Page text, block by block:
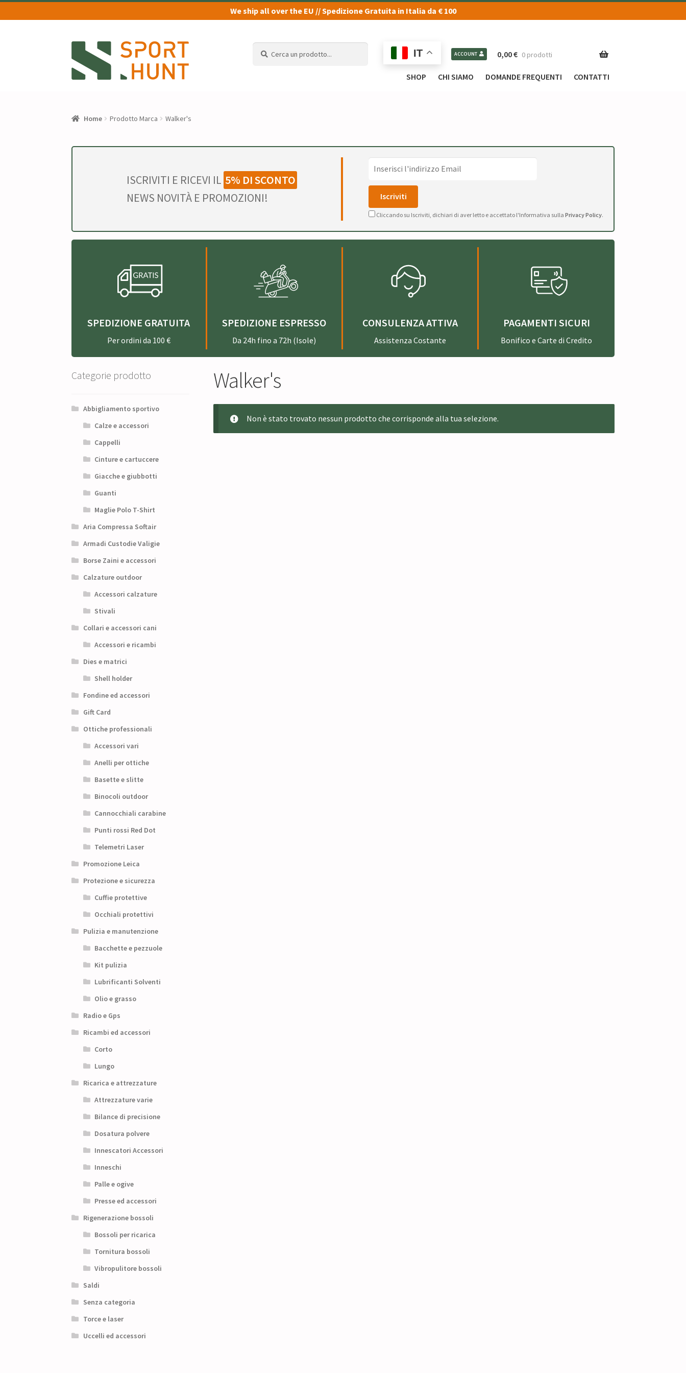
We ship all over the EU // Spedizione Gratuita in Italia da € 100
alla
navigazione
al
contenuto
IT ACCOUNT 0,00€ 0 prodotti
SHOP CHI SIAMO DOMANDE FREQUENTI CONTATTI
Home Prodotto Marca Walker's
ISCRIVITI E RICEVI IL 5% DI SCONTO
NEWS NOVITÀ E PROMOZIONI!
Cliccando su Iscriviti, dichiari di aver letto e accettato l'Informativa sulla Privacy Policy.
SPEDIZIONE GRATUITA
Per ordini da 100 €
SPEDIZIONE ESPRESSO
Da 24h fino a 72h (Isole)
CONSULENZA ATTIVA
Assistenza Costante
PAGAMENTI SICURI
Bonifico e Carte di Credito
Walker's
Non è stato trovato nessun prodotto che corrisponde alla tua selezione.
Categorie prodotto
Abbigliamento sportivo
Calze e accessori
Cappelli
Cinture e cartuccere
Giacche e giubbotti
Guanti
Maglie Polo T-Shirt
Aria Compressa Softair
Armadi Custodie Valigie
Borse Zaini e accessori
Calzature outdoor
Accessori calzature
Stivali
Collari e accessori cani
Accessori e ricambi
Dies e matrici
Shell holder
Fondine ed accessori
Gift Card
Ottiche professionali
Accessori vari
Anelli per ottiche
Basette e slitte
Binocoli outdoor
Cannocchiali carabine
Punti rossi Red Dot
Telemetri Laser
Promozione Leica
Protezione e sicurezza
Cuffie protettive
Occhiali protettivi
Pulizia e manutenzione
Bacchette e pezzuole
Kit pulizia
Lubrificanti Solventi
Olio e grasso
Radio e Gps
Ricambi ed accessori
Corto
Lungo
Ricarica e attrezzature
Attrezzature varie
Bilance di precisione
Dosatura polvere
Innescatori Accessori
Inneschi
Palle e ogive
Presse ed accessori
Rigenerazione bossoli
Bossoli per ricarica
Tornitura bossoli
Vibropulitore bossoli
Saldi
Senza categoria
Torce e laser
Uccelli ed accessori